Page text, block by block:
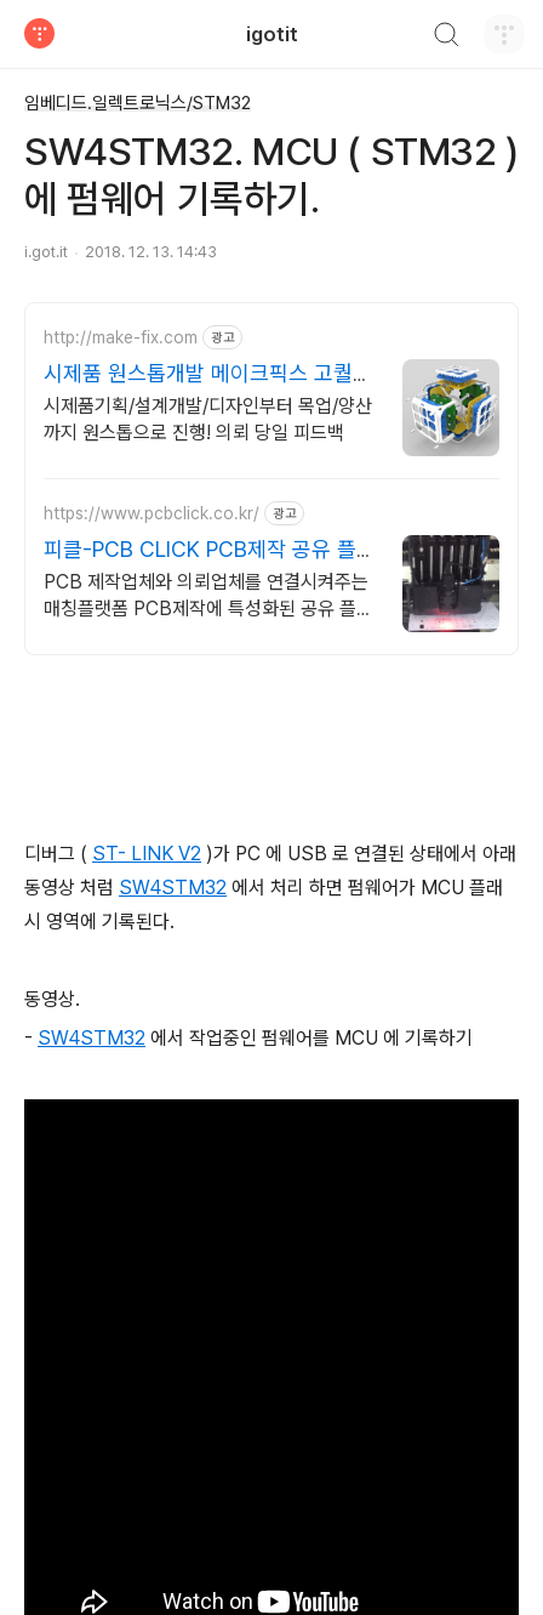
igotit
임베디드.일렉트로닉스/STM32
SW4STM32. MCU ( STM32 )
에 펌웨어 기록하기.
i.got.it 2018. 12. 13. 14:43
http://make-fix.com 광고
시제품 원스톱개발 메이크픽스 고퀄리
티 시제품개발
시제품기획/설계개발/디자인부터 목업/양산
까지 원스톱으로 진행! 의뢰 당일 피드백
https://www.pcbclick.co.kr/ 광고
피클-PCB CLICK PCB제작 공유 플랫
폼
PCB 제작업체와 의뢰업체를 연결시켜주는
매칭플랫폼 PCB제작에 특성화된 공유 플랫
디버그 ( ST- LINK V2 )가 PC 에 USB 로 연결된 상태에서 아래
동영상 처럼 SW4STM32 에서 처리 하면 펌웨어가 MCU 플래
시 영역에 기록된다.
동영상.
- SW4STM32 에서 작업중인 펌웨어를 MCU 에 기록하기